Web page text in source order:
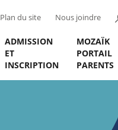
Plan du site Nous joindre
ADMISSION
ET
INSCRIPTION
MOZAÏK
PORTAIL
PARENTS